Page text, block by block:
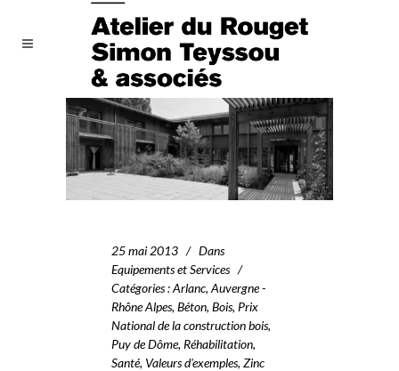
25 mai 2013
Dans
Equipements et Services
Catégories:Arlanc, Auvergne -
Rhône Alpes, Béton, Bois, Prix
National de la construction bois,
Puy de Dôme, Réhabilitation,
Santé, Valeurs d'exemples, Zinc